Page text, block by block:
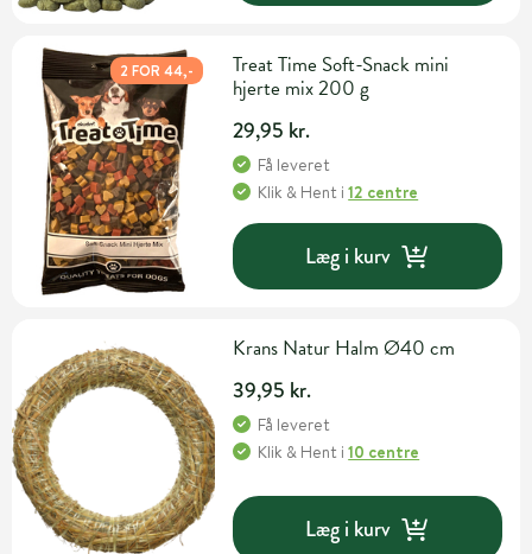
2 FOR 44,-
Treat Time Soft-Snack mini
hjerte mix 200 g
29,95 kr.
Få leveret
Klik & Hent i12 centre
Læg i kurv
Krans Natur Halm Ø40 cm
39,95 kr.
Få leveret
Klik & Hent i10 centre
Læg i kurv